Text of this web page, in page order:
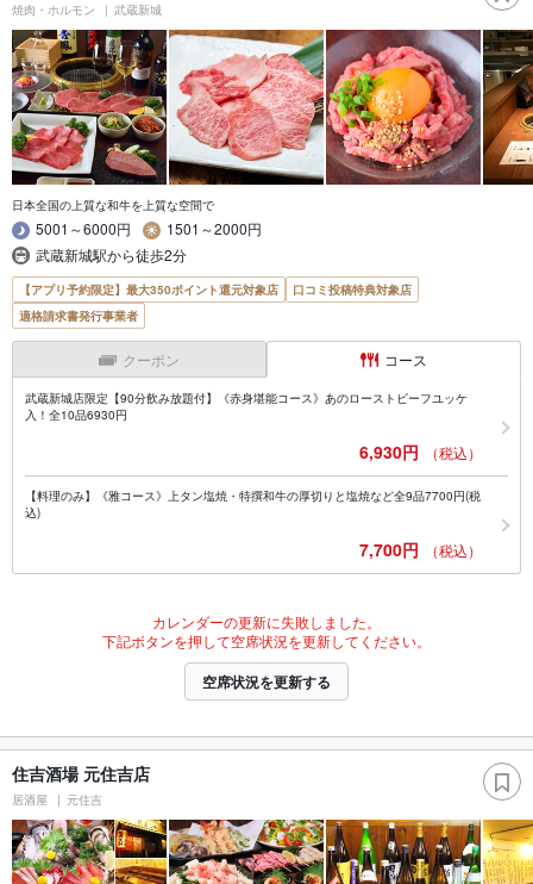
焼肉・ホルモン 武蔵新城
日本全国の上質な和牛を上質な空間で
5001～6000円
1501～2000円
武蔵新城駅から徒歩2分
【アプリ予約限定】最大350ポイント還元対象店
口コミ投稿特典対象店
適格請求書発行事業者
クーポン コース
武蔵新城店限定【90分飲み放題付】《赤身堪能コース》あのローストビーフユッケ
入！全10品6930円
6,930円 （税込）
【料理のみ】《雅コース》上タン塩焼・特撰和牛の厚切りと塩焼など全9品7700円(税
込)
7,700円 （税込）
カレンダーの更新に失敗しました。
下記ボタンを押して空席状況を更新してください。
空席状況を更新する
住吉酒場 元住吉店
居酒屋 元住吉